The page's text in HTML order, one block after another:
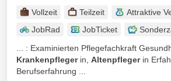
Vollzeit Teilzeit
Attraktive
JobRad
JobTicket
... : Examinierten Pflegefachkraft
Krankenpflegerin, Altenpflegerin
Berufserfahrung ...